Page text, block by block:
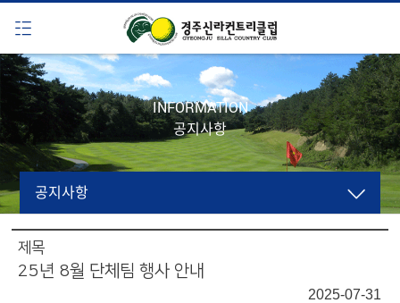
INFORMATION
공지사항
공지사항
공지사항
이벤트
제목
25년 8월 단체팀 행사 안내
2025-07-31